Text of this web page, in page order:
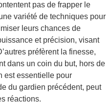
pas de frapper le
variété de techniques pour
leurs chances de
et précision, visant
préfèrent la finesse,
dans un coin du but, hors de
est essentielle pour
du gardien précédent, peut
réactions.